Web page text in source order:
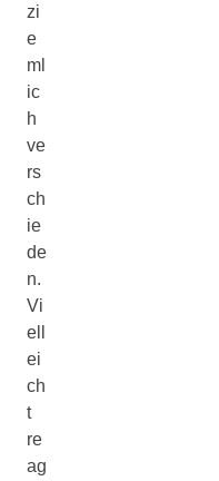
zi
e
ml
ic
h
ve
rs
ch
ie
de
n.
Vi
ell
ei
ch
t
re
ag